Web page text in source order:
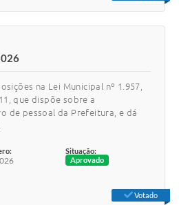
na Lei Municipal nº 1.957,
que dispõe sobre a
de pessoal da Prefeitura, e dá
Situação:
Aprovado
Votado